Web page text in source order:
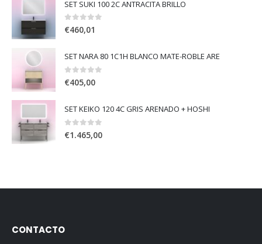
SET SUKI 100 2C ANTRACITA BRILLO
0 out of 5
€460,01
SET NARA 80 1C1H BLANCO MATE-ROBLE ARE
0 out of 5
€405,00
SET KEIKO 120 4C GRIS ARENADO + HOSHI
0 out of 5
€1.465,00
CONTACTO